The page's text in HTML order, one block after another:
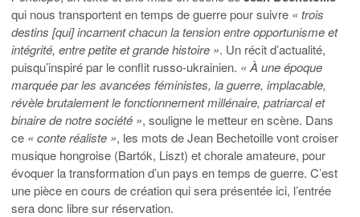
qui nous transportent en temps de guerre pour suivre « trois
destins [qui] incarnent chacun la tension entre opportunisme et
intégrité, entre petite et grande histoire ». Un récit d’actualité,
puisqu’inspiré par le conflit russo-ukrainien. « À une époque
marquée par les avancées féministes, la guerre, implacable,
révèle brutalement le fonctionnement millénaire, patriarcal et
binaire de notre société », souligne le metteur en scène. Dans
ce « conte réaliste », les mots de Jean Bechetoille vont croiser
musique hongroise (Bartók, Liszt) et chorale amateure, pour
évoquer la transformation d’un pays en temps de guerre. C’est
une pièce en cours de création qui sera présentée ici, l’entrée
sera donc libre sur réservation.